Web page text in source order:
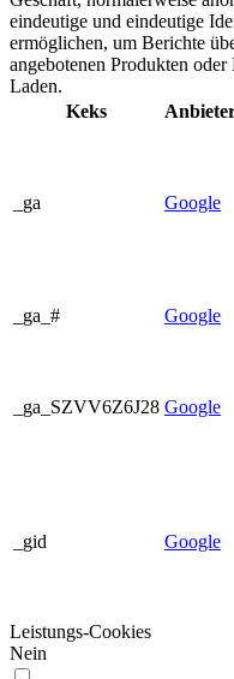
eindeutige und eindeutige
ermöglichen, um Berichte
angebotenen Produkten
Laden.
Keks
_ga Google
_ga_# Google
_ga_SZVV6Z6J28 Google
_gid Google
Leistungs-Cookies
Nein